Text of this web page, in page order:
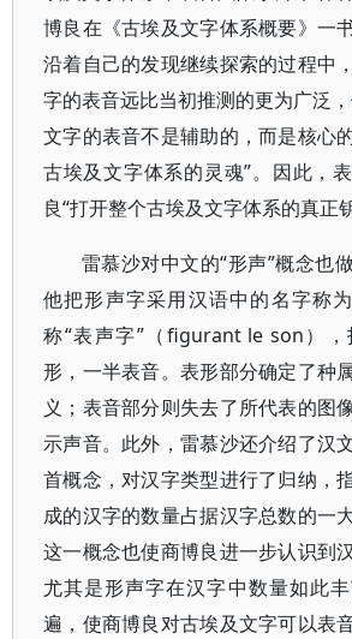
博良在《古埃及文字体系概要》一
沿着自己的发现继续探索的过程中
字的表音远比当初推测的更为广泛
文字的表音不是辅助的，而是核心
古埃及文字体系的灵魂”。因此，
良“打开整个古埃及文字体系的真正钥
雷慕沙对中文的“形声”概念也
他把形声字采用汉语中的名字称
称“表声字”（figurant le son）
形，一半表音。表形部分确定了种
义；表音部分则失去了所代表的图
示声音。此外，雷慕沙还介绍了汉
首概念，对汉字类型进行了归纳，
成的汉字的数量占据汉字总数的一
这一概念也使商博良进一步认识到
尤其是形声字在汉字中数量如此
遍，使商博良对古埃及文字可以表